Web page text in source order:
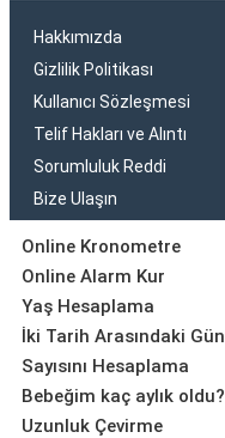
Hakkımızda
Gizlilik Politikası
Kullanıcı Sözleşmesi
Telif Hakları ve Alıntı
Sorumluluk Reddi
Bize Ulaşın
Online Kronometre
Online Alarm Kur
Yaş Hesaplama
İki Tarih Arasındaki Gün
Sayısını Hesaplama
Bebeğim kaç aylık oldu?
Uzunluk Çevirme